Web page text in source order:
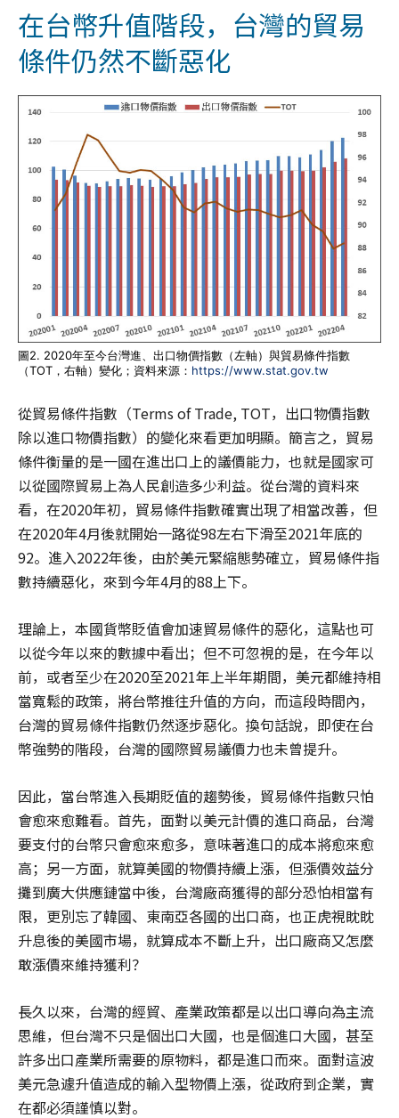
在台幣升值階段，台灣的貿易
條件仍然不斷惡化
圖2. 2020年至今台灣進、出口物價指數（左軸）與貿易條件指數
（TOT，右軸）變化；資料來源： https://www.stat.gov.tw
從貿易條件指數（Terms of Trade, TOT，出口物價指數
除以進口物價指數）的變化來看更加明顯。簡言之，貿易
條件衡量的是一國在進出口上的議價能力，也就是國家可
以從國際貿易上為人民創造多少利益。從台灣的資料來
看，在2020年初，貿易條件指數確實出現了相當改善，但
在2020年4月後就開始一路從98左右下滑至2021年底的
92。進入2022年後，由於美元緊縮態勢確立，貿易條件指
數持續惡化，來到今年4月的88上下。
理論上，本國貨幣貶值會加速貿易條件的惡化，這點也可
以從今年以來的數據中看出；但不可忽視的是，在今年以
前，或者至少在2020至2021年上半年期間，美元都維持相
當寬鬆的政策，將台幣推往升值的方向，而這段時間內，
台灣的貿易條件指數仍然逐步惡化。換句話說，即使在台
幣強勢的階段，台灣的國際貿易議價力也未曾提升。
因此，當台幣進入長期貶值的趨勢後，貿易條件指數只怕
會愈來愈難看。首先，面對以美元計價的進口商品，台灣
要支付的台幣只會愈來愈多，意味著進口的成本將愈來愈
高；另一方面，就算美國的物價持續上漲，但漲價效益分
攤到廣大供應鏈當中後，台灣廠商獲得的部分恐怕相當有
限，更別忘了韓國、東南亞各國的出口商，也正虎視眈眈
升息後的美國市場，就算成本不斷上升，出口廠商又怎麼
敢漲價來維持獲利？
長久以來，台灣的經貿、產業政策都是以出口導向為主流
思維，但台灣不只是個出口大國，也是個進口大國，甚至
許多出口產業所需要的原物料，都是進口而來。面對這波
美元急遽升值造成的輸入型物價上漲，從政府到企業，實
在都必須謹慎以對。